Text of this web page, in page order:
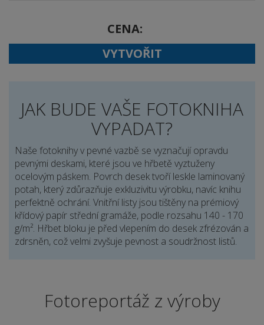
CENA
VYTVOŘIT
JAK BUDE VAŠE FOTOKNIHA
VYPADAT?
Naše fotoknihy v pevné vazbě se vyznačují opravdu
pevnými deskami, které jsou ve hřbetě vyztuženy
ocelovým páskem. Povrch desek tvoří leskle laminovaný
potah, který zdůrazňuje exkluzivitu výrobku, navíc knihu
perfektně ochrání. Vnitřní listy jsou tištěny na prémiový
křídový papír střední gramáže, podle rozsahu 140 - 170
g/m². Hřbet bloku je před vlepením do desek zfrézován a
zdrsněn, což velmi zvyšuje pevnost a soudržnost listů.
Fotoreportáž z výroby